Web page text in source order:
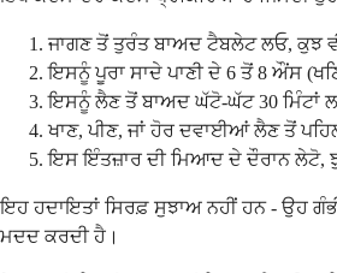
ਜਾਗਣ ਤੋਂ ਤੁਰੰਤ ਬਾਅਦ ਟੈਬਲੇਟ ਲਓ, ਕੁਝ
ਇਸਨੂੰ ਪੂਰਾ ਸਾਦੇ ਪਾਣੀ ਦੇ 6 ਤੋਂ 8 ਔਂਸ
ਇਸਨੂੰ ਲੈਣ ਤੋਂ ਬਾਅਦ ਘੱਟੋ-ਘੱਟ 30 ਮਿੰਟਾਂ
ਖਾਣ, ਪੀਣ, ਜਾਂ ਹੋਰ ਦਵਾਈਆਂ ਲੈਣ ਤੋਂ
ਇਸ ਇੰਤਜ਼ਾਰ ਦੀ ਮਿਆਦ ਦੇ ਦੌਰਾਨ ਲੇਟੋ,
ਇਹ ਹਦਾਇਤਾਂ ਸਿਰਫ਼ ਸੁਝਾਅ ਨਹੀਂ ਹਨ - ਉਹ
ਮਦਦ ਕਰਦੀ ਹੈ।